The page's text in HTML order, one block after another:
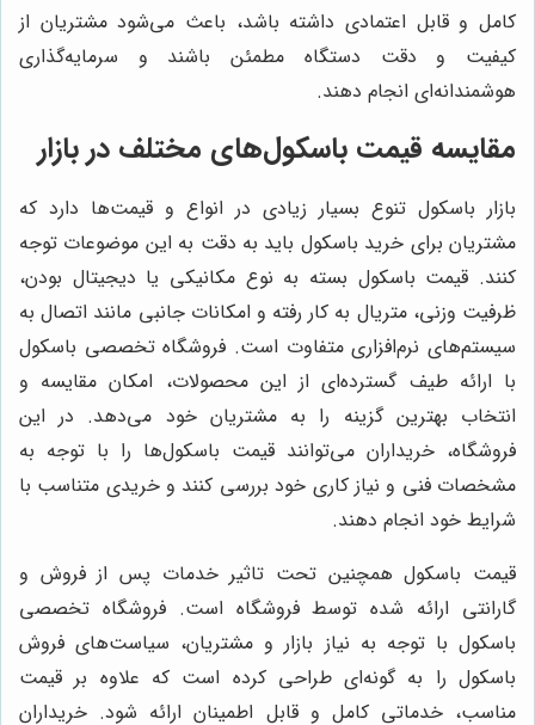
کامل و قابل اعتمادی داشته باشد، باعث می‌شود مشتریان از
کیفیت و دقت دستگاه مطمئن باشند و سرمایه‌گذاری
هوشمندانه‌ای انجام دهند.
مقایسه قیمت باسکول‌های مختلف در بازار
بازار باسکول تنوع بسیار زیادی در انواع و قیمت‌ها دارد که
مشتریان برای خرید باسکول باید به دقت به این موضوعات توجه
کنند. قیمت باسکول بسته به نوع مکانیکی یا دیجیتال بودن،
ظرفیت وزنی، متریال به کار رفته و امکانات جانبی مانند اتصال به
سیستم‌های نرم‌افزاری متفاوت است. فروشگاه تخصصی باسکول
با ارائه طیف گسترده‌ای از این محصولات، امکان مقایسه و
انتخاب بهترین گزینه را به مشتریان خود می‌دهد. در این
فروشگاه، خریداران می‌توانند قیمت باسکول‌ها را با توجه به
مشخصات فنی و نیاز کاری خود بررسی کنند و خریدی متناسب با
شرایط خود انجام دهند.
قیمت باسکول همچنین تحت تاثیر خدمات پس از فروش و
گارانتی ارائه شده توسط فروشگاه است. فروشگاه تخصصی
باسکول با توجه به نیاز بازار و مشتریان، سیاست‌های فروش
باسکول را به گونه‌ای طراحی کرده است که علاوه بر قیمت
مناسب، خدماتی کامل و قابل اطمینان ارائه شود. خریداران